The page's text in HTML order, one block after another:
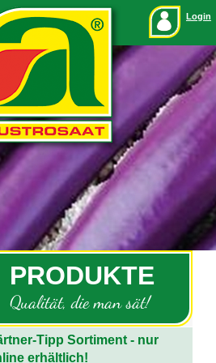
Login
PRODUKTE
Qualität, die man sät!
Tipp Sortiment - nur
erhältlich!